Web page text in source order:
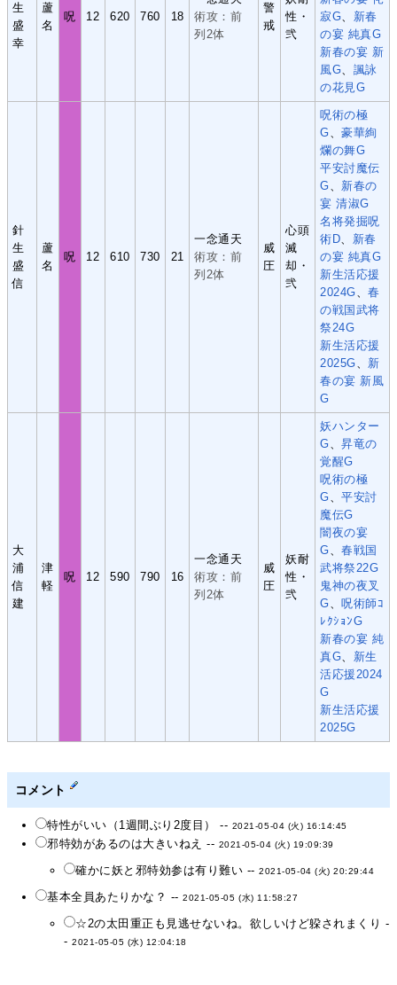
生
盛
幸
蘆
名
呪 12 620 760 18
術攻：前
列2体
警
戒
性・
弐
寂G
新春
の宴 純真G
新春の宴 新
風G
諷詠
の花見G
針
生
盛
信
蘆
名
呪 12 610 730 21
一念通天
術攻：前
列2体
威
圧
心頭
滅
却・
弐
呪術の極
G 、豪華絢
爛の舞G
平安討魔伝
G
新春の
宴 清淑G
名将発掘呪
術D
新春
の宴 純真G
新生活応援
2024G 、春
の戦国武将
祭24G
新生活応援
2025G
新
春の宴 新風
G
大
浦
信
建
津
軽
呪 12 590 790 16
一念通天
術攻：前
列2体
威
圧
妖耐
性・
弐
妖ハンター
G 、昇竜の
覚醒G
呪術の極
G 、平安討
魔伝G
闇夜の宴
G 、春戦国
武将祭22G
鬼神の夜叉
G 、呪術師ｺ
ﾚｸｼｮﾝG
新春の宴 純
真G
新生
活応援2024
G
新生活応援
2025G
コメント
特性がいい（1週間ぶり2度目） -- 2021-05-04 (火) 16:14:45
邪特効があるのは大きいねえ -- 2021-05-04 (火) 19:09:39
確かに妖と邪特効参は有り難い --2021-05-04 (火) 20:29:44
基本全員あたりかな？ --2021-05-05 (水) 11:58:27
☆2の太田重正も見逃せないね。欲しいけど躱されまくり -
-2021-05-05 (水) 12:04:18